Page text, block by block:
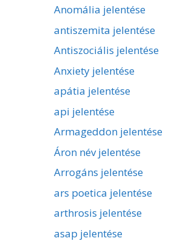
Anomália jelentése
antiszemita jelentése
Antiszociális jelentése
Anxiety jelentése
apátia jelentése
api jelentése
Armageddon jelentése
Áron név jelentése
Arrogáns jelentése
ars poetica jelentése
arthrosis jelentése
asap jelentése